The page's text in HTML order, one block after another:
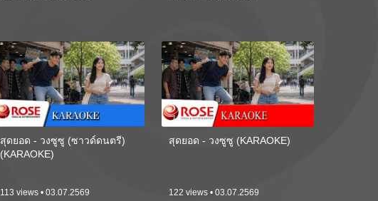
สุดยอด - วงซูซู (ซาวด์ดนตรี)
(KARAOKE)
113 views • 03.07.2569
สุดยอด - วงซูซู (KARAOKE)
122 views • 03.07.2569